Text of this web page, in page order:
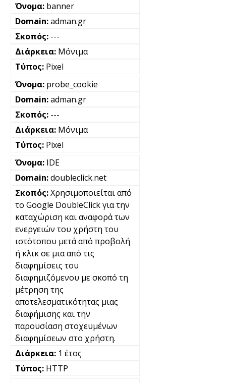
banner
adman.gr
---
Μόνιμα
Pixel
probe_cookie
adman.gr
---
Μόνιμα
Pixel
IDE
doubleclick.net
Χρησιμοποιείται από
το Google DoubleClick για την
καταχώριση και αναφορά των
ενεργειών του χρήστη του
ιστότοπου μετά από προβολή
ή κλικ σε μια από τις
διαφημίσεις του
διαφημιζόμενου με σκοπό τη
μέτρηση της
αποτελεσματικότητας μιας
διαφήμισης και την
παρουσίαση στοχευμένων
διαφημίσεων στο χρήστη.
1 έτος
HTTP